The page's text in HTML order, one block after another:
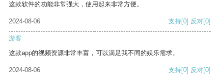
这款软件的功能非常强大，使用起来非常方便。
2024-08-06 支持[0] 反对[0]
游客
这款app的视频资源非常丰富，可以满足我不同的娱乐需求。
2024-08-06 支持[0] 反对[0]